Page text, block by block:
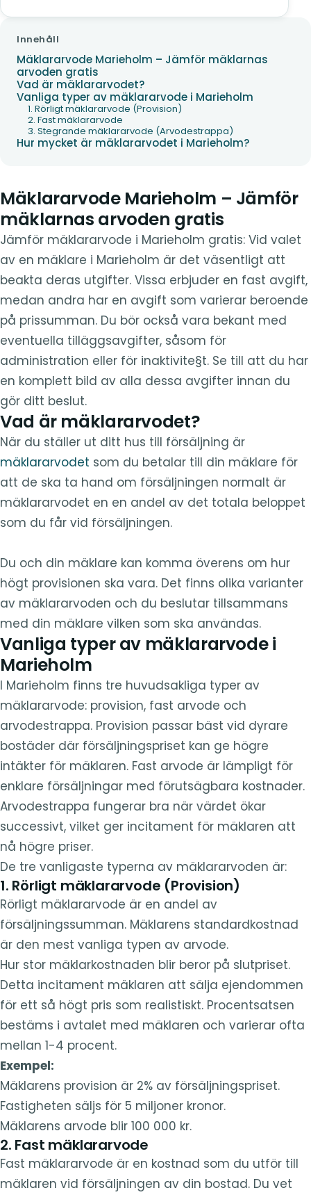
Mäklararvode Marieholm – Jämför
mäklarnas arvoden gratis
Jämför mäklararvode i Marieholm gratis: Vid valet
av en mäklare i Marieholm är det väsentligt att
beakta deras utgifter. Vissa erbjuder en fast avgift,
medan andra har en avgift som varierar beroende
på prissumman. Du bör också vara bekant med
eventuella tilläggsavgifter, såsom för
administration eller för inaktivite§t. Se till att du har
en komplett bild av alla dessa avgifter innan du
gör ditt beslut.
Vad är mäklararvodet?
När du ställer ut ditt hus till försäljning är
mäklararvodet som du betalar till din mäklare för
att de ska ta hand om försäljningen normalt är
mäklararvodet en en andel av det totala beloppet
som du får vid försäljningen.
Du och din mäklare kan komma överens om hur
högt provisionen ska vara. Det finns olika varianter
av mäklararvoden och du beslutar tillsammans
med din mäklare vilken som ska användas.
Vanliga typer av mäklararvode i
Marieholm
I Marieholm finns tre huvudsakliga typer av
mäklararvode: provision, fast arvode och
arvodestrappa. Provision passar bäst vid dyrare
bostäder där försäljningspriset kan ge högre
intäkter för mäklaren. Fast arvode är lämpligt för
enklare försäljningar med förutsägbara kostnader.
Arvodestrappa fungerar bra när värdet ökar
successivt, vilket ger incitament för mäklaren att
nå högre priser.
De tre vanligaste typerna av mäklararvoden är:
1. Rörligt mäklararvode (Provision)
Rörligt mäklararvode är en andel av
försäljningssumman. Mäklarens standardkostnad
är den mest vanliga typen av arvode.
Hur stor mäklarkostnaden blir beror på slutpriset.
Detta incitament mäklaren att sälja ejendommen
för ett så högt pris som realistiskt. Procentsatsen
bestäms i avtalet med mäklaren och varierar ofta
mellan 1-4 procent.
Exempel:
Mäklarens provision är 2% av försäljningspriset.
Fastigheten säljs för 5 miljoner kronor.
Mäklarens arvode blir 100 000 kr.
2. Fast mäklararvode
Fast mäklararvode är en kostnad som du utför till
mäklaren vid försäljningen av din bostad. Du vet
Innehåll
Mäklararvode Marieholm – Jämför mäklarnas
arvoden gratis
Vad är mäklararvodet?
Vanliga typer av mäklararvode i Marieholm
1. Rörligt mäklararvode (Provision)
2. Fast mäklararvode
3. Stegrande mäklararvode (Arvodestrappa)
Hur mycket är mäklararvodet i Marieholm?